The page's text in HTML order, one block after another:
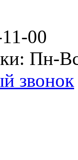
00
Пн-
звонок